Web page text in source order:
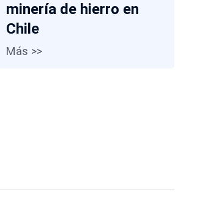
minería de hierro en
Chile
Más >>